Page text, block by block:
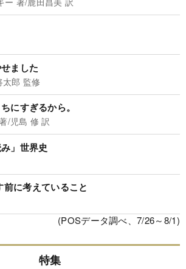
ました
郎 監修
にすぎるから。
/児島 修 訳
」世界史
に考えていること
(POSデータ調べ、7/26～8/1)
特集